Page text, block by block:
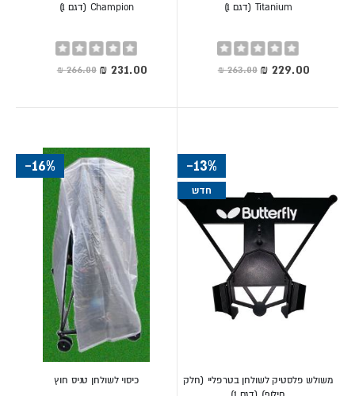
Titanium (דגם 1)
Rating:
0%
‏263.00 ₪ מחיר
מיוחד
Champion (דגם 1)
Rating:
0%
‏266.00 ₪ מחיר
מיוחד
-13%
חדש
משולש פלסטיק לשולחן בטרפליי (חלק
-16%
כיסוי לשולחן טניס חוץ